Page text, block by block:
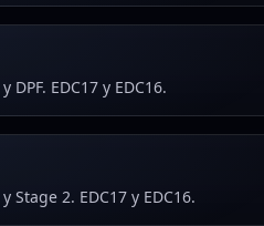
EDC17 y EDC16.
Stage 2. EDC17 y EDC16.